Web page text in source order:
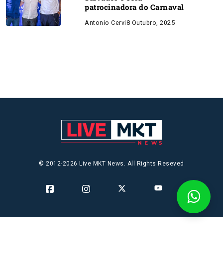
patrocinadora do Carnaval
Antonio Cervi8 Outubro, 2025
© 2012-2026 Live MKT News. All Rights Reseved